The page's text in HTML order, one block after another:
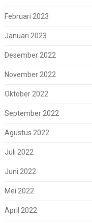
Februari 2023
Januari 2023
Desember 2022
November 2022
Oktober 2022
September 2022
Agustus 2022
Juli 2022
Juni 2022
Mei 2022
April 2022